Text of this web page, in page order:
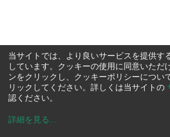
当サイトでは、より良いサービスを提供す
しています。クッキーの使用に同意いただ
ンをクリックし、クッキーポリシーについ
リックしてください。詳しくは当サイトの
認ください。
詳細を見る ...